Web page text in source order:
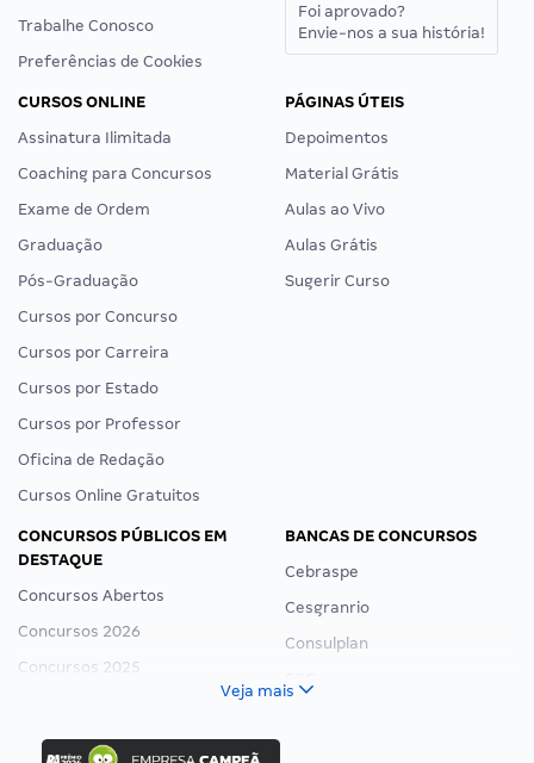
Trabalhe Conosco
Preferências de Cookies
Foi aprovado?
Envie-nos a sua história!
CURSOS ONLINE
Assinatura Ilimitada
Coaching para Concursos
Exame de Ordem
Graduação
Pós-Graduação
Cursos por Concurso
Cursos por Carreira
Cursos por Estado
Cursos por Professor
Oficina de Redação
Cursos Online Gratuitos
PÁGINAS ÚTEIS
Depoimentos
Material Grátis
Aulas ao Vivo
Aulas Grátis
Sugerir Curso
CONCURSOS PÚBLICOS EM
DESTAQUE
Concursos Abertos
Concursos 2026
Concursos 2025
Concurso Nacional Unificado
Concurso Ibama
BANCAS DE CONCURSOS
Cebraspe
Cesgranrio
Consulplan
Veja mais